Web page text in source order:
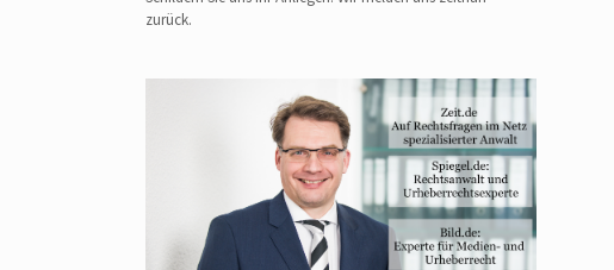
zurück.